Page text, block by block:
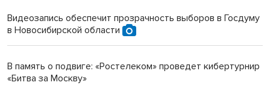
Видеозапись обеспечит прозрачность выборов в Госдуму
в Новосибирской области
В память о подвиге: «Ростелеком» проведет кибертурнир
«Битва за Москву»